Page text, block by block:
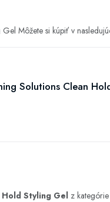
Môžete si kúpiť v
Solutions Clean
Styling Gel z kategórie